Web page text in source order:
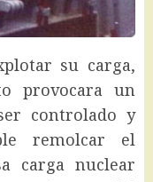
su carga,
provocara un
controlado y
remolcar el
carga nuclear